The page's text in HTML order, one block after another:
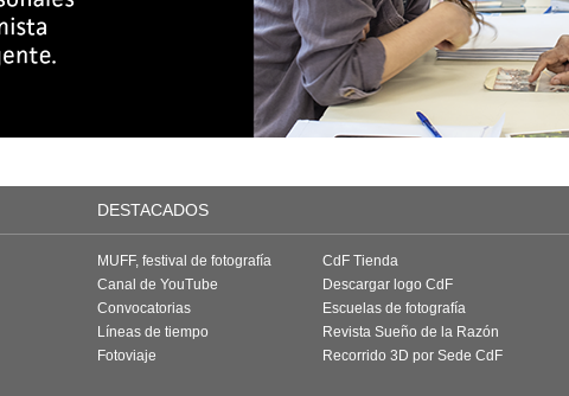
DESTACADOS
MUFF, festival de fotografía
Canal de YouTube
Convocatorias
Líneas de tiempo
Fotoviaje
CdF Tienda
Descargar logo CdF
Escuelas de fotografía
Revista Sueño de la Razón
Recorrido 3D por Sede CdF